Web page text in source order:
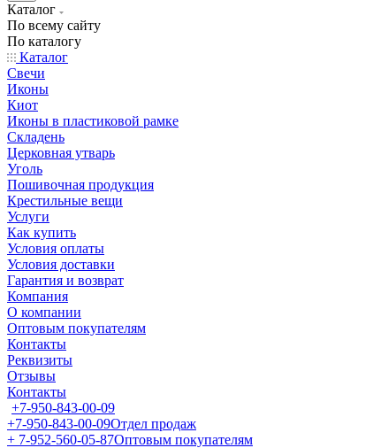
Каталог
По всему сайту
По каталогу
Каталог
Свечи
Иконы
Киот
Иконы в пластиковой рамке
Складень
Церковная утварь
Уголь
Пошивочная продукция
Крестильные вещи
Услуги
Как купить
Условия оплаты
Условия доставки
Гарантия и возврат
Компания
О компании
Оптовым покупателям
Контакты
Реквизиты
Отзывы
Контакты
+7-950-843-00-09
+7-950-843-00-09Отдел продаж
+ 7-952-560-05-87Оптовым покупателям